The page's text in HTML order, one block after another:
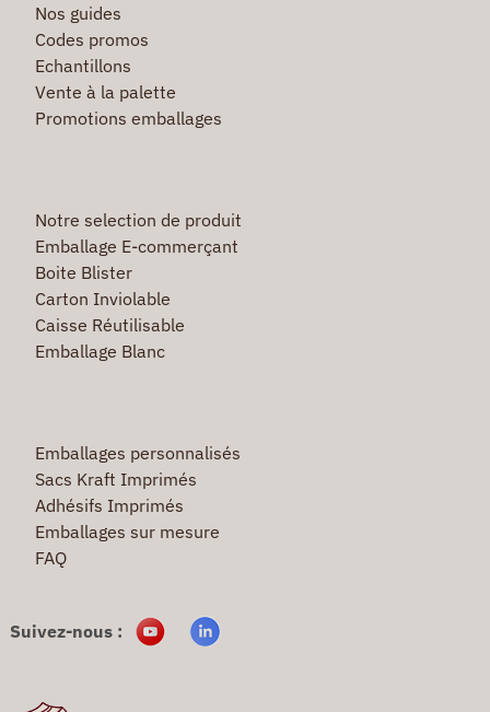
Nos guides
Codes promos
Echantillons
Vente à la palette
Promotions emballages
Notre selection de produit
Emballage E-commerçant
Boite Blister
Carton Inviolable
Caisse Réutilisable
Emballage Blanc
Emballages personnalisés
Sacs Kraft Imprimés
Adhésifs Imprimés
Emballages sur mesure
FAQ
Suivez-nous :